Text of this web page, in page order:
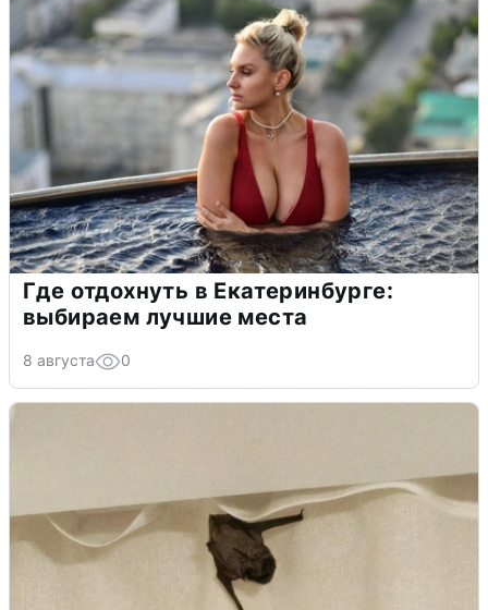
Где отдохнуть в Екатеринбурге:
выбираем лучшие места
8 августа 0